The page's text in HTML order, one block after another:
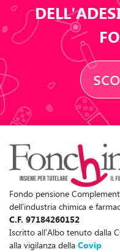
Fondo pensione
dell'industria chimica e
C.F. 97184260152
Iscritto all'Albo tenuto dalla
alla vigilanza della Covip